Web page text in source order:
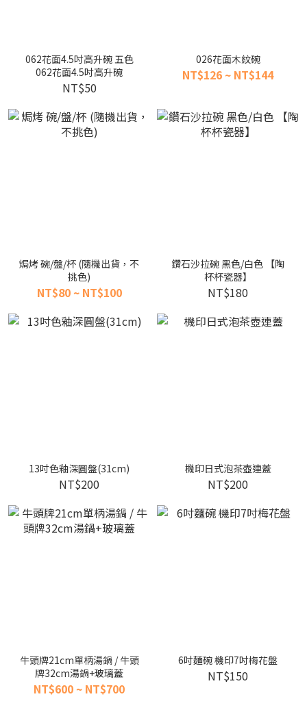
062花面4.5吋高升碗 五色
062花面4.5吋高升碗
NT$50
026花面木紋碗
NT$126 ~ NT$144
焗烤 碗/盤/杯 (隨機出貨，不
挑色)
NT$80 ~ NT$100
鑽石沙拉碗 黑色/白色 【陶
杯杯瓷器】
NT$180
13吋色釉深圓盤(31cm)
NT$200
機印日式泡茶壺連蓋
NT$200
牛頭牌21cm單柄湯鍋 / 牛頭
牌32cm湯鍋+玻璃蓋
NT$600 ~ NT$700
6吋麵碗 機印7吋梅花盤
NT$150